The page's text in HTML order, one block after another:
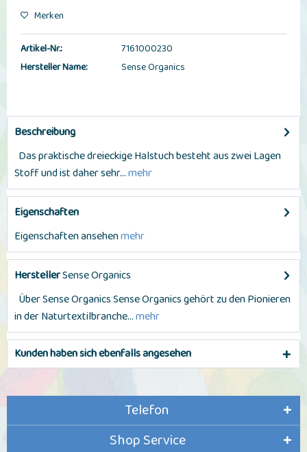
Merken
Artikel-Nr.:
7161000230
Hersteller Name:
Sense Organics
Beschreibung
Das praktische dreieckige Halstuch besteht aus zwei Lagen
Stoff und ist daher sehr...mehr
Eigenschaften
Eigenschaften ansehenmehr
HerstellerSense Organics
Über Sense Organics Sense Organics gehört zu den Pionieren
in der Naturtextilbranche...mehr
Kunden haben sich ebenfalls angesehen
Telefon
Shop Service